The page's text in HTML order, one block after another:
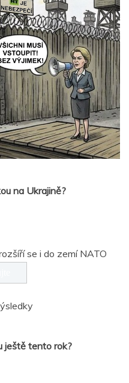
na Ukrajině?
se i do zemí NATO
ještě tento rok?